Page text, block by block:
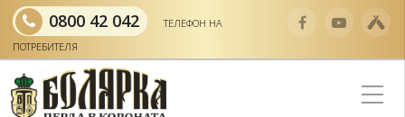
0800 42 042
ТЕЛЕФОН НА
ПОТРЕБИТЕЛЯ